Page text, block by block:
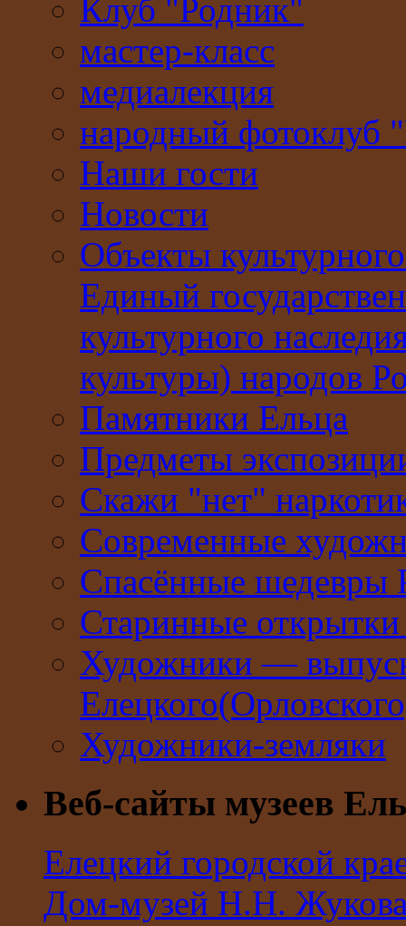
Клуб "Родник"
мастер-класс
медиалекция
народный фотоклуб
Наши гости
Новости
Объекты
Единый
культурного
культуры) народов
Памятники Ельца
Предметы
Скажи "нет"
Современные
Спасённые шедевры
Старинные
Художники —
Художники-земляки
Веб-сайты музеев
Елецкий городской
Дом-музей Н.Н.